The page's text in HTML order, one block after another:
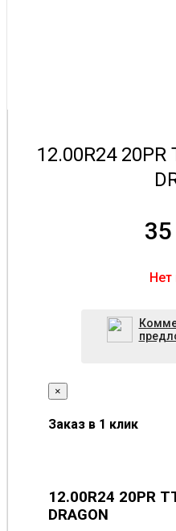
12.00R24 20PR
Нет
×
Заказ в 1 клик
12.00R24 20PR
DRAGON